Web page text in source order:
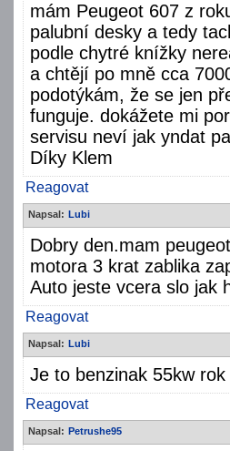
mám Peugeot 607 z
palubní desky a tedy
podle chytré knížky
a chtějí po mně cca
podotýkám, že se jen
funguje. dokážete mi
servisu neví jak yndat
Díky Klem
Reagovat
Napsal: Lubi
Dobry den.mam
motora 3 krat zablika
Auto jeste vcera slo jak
Reagovat
Napsal: Lubi
Je to benzinak 55kw
Reagovat
Napsal: Petrushe95